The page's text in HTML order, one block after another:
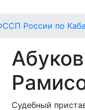
России по
Судебный